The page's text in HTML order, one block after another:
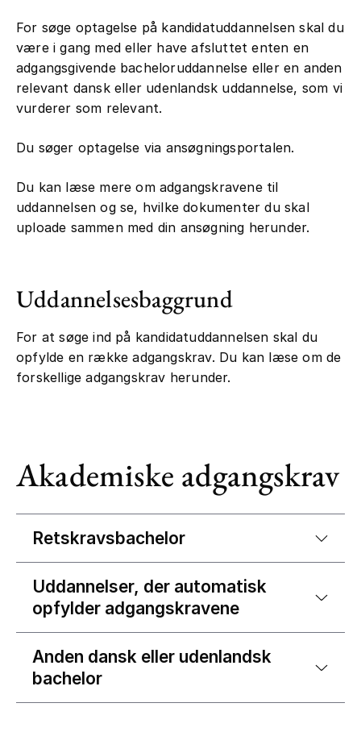
For søge optagelse på kandidatuddannelsen skal du
være i gang med eller have afsluttet enten en
adgangsgivende bacheloruddannelse eller en anden
relevant dansk eller udenlandsk uddannelse, som vi
vurderer som relevant.
Du søger optagelse via ansøgningsportalen.
Du kan læse mere om adgangskravene til
uddannelsen og se, hvilke dokumenter du skal
uploade sammen med din ansøgning herunder.
Uddannelsesbaggrund
For at søge ind på kandidatuddannelsen skal du
opfylde en række adgangskrav. Du kan læse om de
forskellige adgangskrav herunder.
Akademiske adgangskrav
Retskravsbachelor
Uddannelser, der automatisk
opfylder adgangskravene
Anden dansk eller udenlandsk
bachelor